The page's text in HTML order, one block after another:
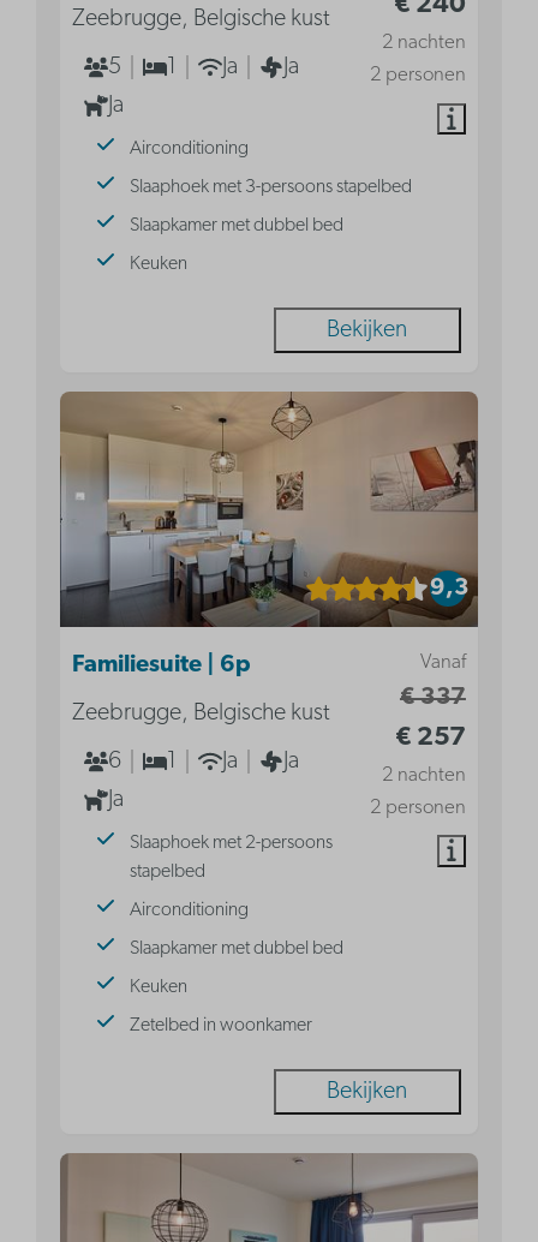
€ 240
2 nachten
2 personen
Zeebrugge, Belgische kust
5
1 Ja
Ja
Ja
Airconditioning
Slaaphoek met 3-persoons stapelbed
Slaapkamer met dubbel bed
Keuken
Bekijken
9,3
Vanaf
€ 337
€ 257
2 nachten
2 personen
Familiesuite | 6p
Zeebrugge, Belgische kust
6
Ja
Ja
Ja
Slaaphoek met 2-persoons
stapelbed
Airconditioning
Slaapkamer met dubbel bed
Keuken
Zetelbed in woonkamer
Bekijken